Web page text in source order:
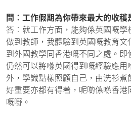
問︰工作假期為你帶來最大的收穫
答︰就工作方面，能夠係英國嘅
做到教師，我體驗到英國嘅教育
到外國教學同香港嘅不同之處。
仍然可以將喺英國得到嘅經驗應
外，學識點樣照顧自己，由洗衫
好重要亦都有得著，呢啲係喺香
嘅嘢。